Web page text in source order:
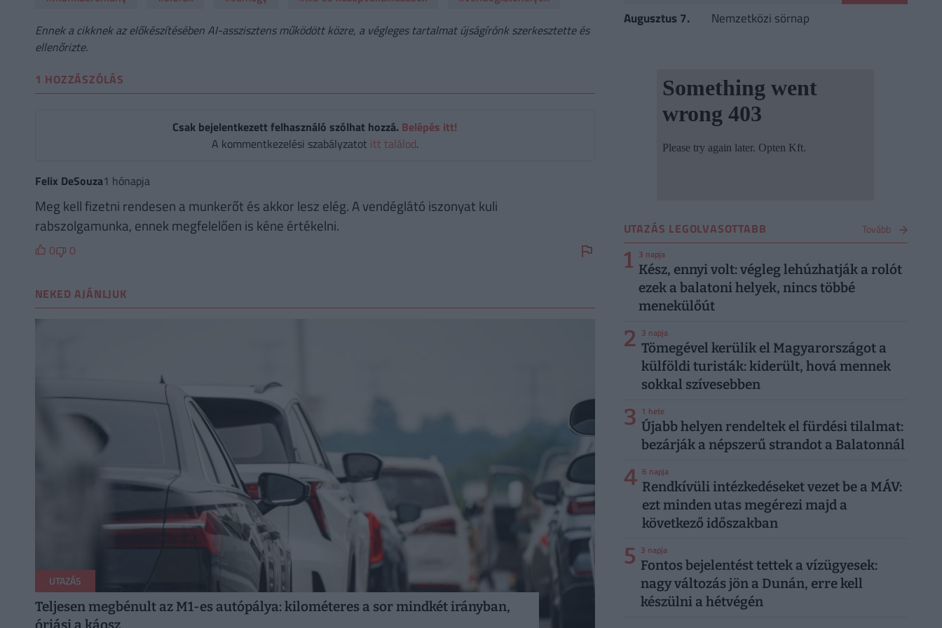
Ennek a cikknek az előkészítésében AI-asszisztens működött közre, a végleges tartalmat újságírónk szerkesztette és
ellenőrizte.
1 HOZZÁSZÓLÁS
Csak bejelentkezett felhasználó szólhat hozzá. Belépés itt!
A kommentkezelési szabályzatot itt találod.
Felix DeSouza1 hónapja
Meg kell fizetni rendesen a munkerőt és akkor lesz elég. A vendéglátó iszonyat kuli
rabszolgamunka, ennek megfelelően is kéne értékelni.
0 0
NEKED AJÁNLJUK
UTAZÁS
Teljesen megbénult az M1-es autópálya: kilométeres a sor mindkét irányban,
óriási a káosz
Augusztus 7. Nemzetközi sörnap
UTAZÁS LEGOLVASOTTABB Tovább
1 3 napja
Kész, ennyi volt: végleg lehúzhatják a rolót
ezek a balatoni helyek, nincs többé
menekülőút
2 3 napja
Tömegével kerülik el Magyarországot a
külföldi turisták: kiderült, hová mennek
sokkal szívesebben
3 1 hete
Újabb helyen rendeltek el fürdési tilalmat:
bezárják a népszerű strandot a Balatonnál
4 6 napja
Rendkívüli intézkedéseket vezet be a MÁV:
ezt minden utas megérezi majd a
következő időszakban
5 3 napja
Fontos bejelentést tettek a vízügyesek:
nagy változás jön a Dunán, erre kell
készülni a hétvégén